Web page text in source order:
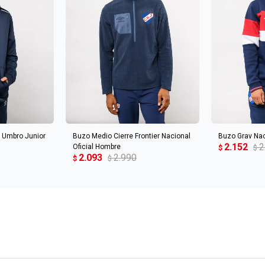
Junior
Buzo Medio Cierre Frontier Nacional
Oficial Hombre
$ 2.093 $ 2.990
AGREGAR AL CARRITO
Buzo Grav
$ 2.152 $